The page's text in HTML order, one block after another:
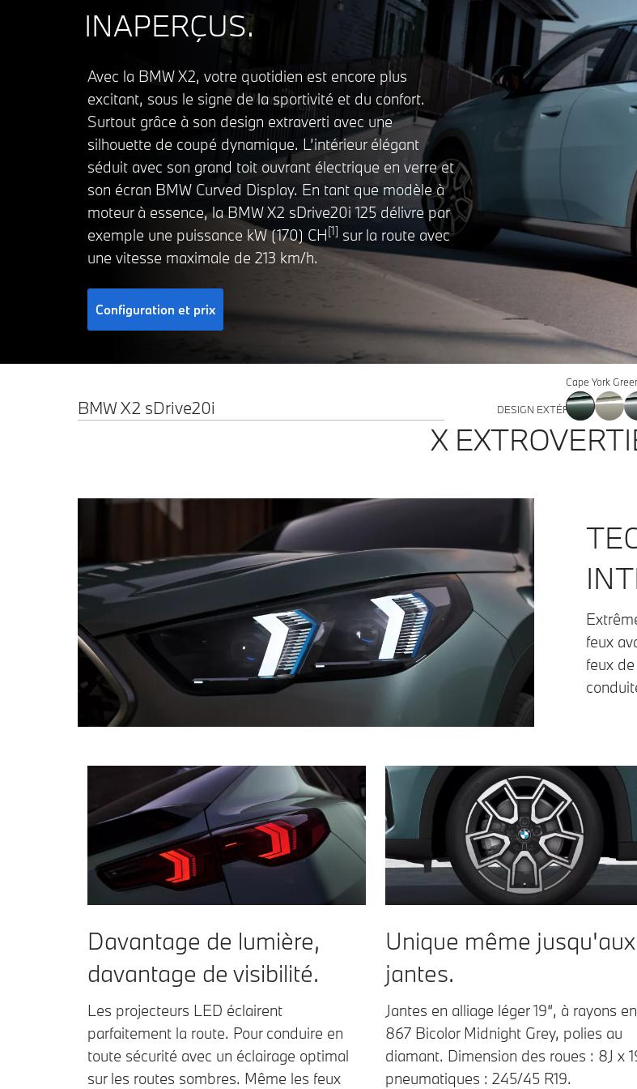
INAPERÇUS.
Avec la BMW X2, votre quotidien est encore plus
excitant, sous le signe de la sportivité et du confort.
Surtout grâce à son design extraverti avec une
silhouette de coupé dynamique. L’intérieur élégant
séduit avec son grand toit ouvrant électrique en verre et
son écran BMW Curved Display. En tant que modèle à
moteur à essence, la BMW X2 sDrive20i 125 délivre par
exemple une puissance kW (170) CH[1] sur la route avec
une vitesse maximale de 213 km/h.
Configuration et prix
DESIGN EXTÉRIEUR
X
BMW X2 sDrive20i
Cape York
feux
feux
Davantage de lumière,
davantage de visibilité.
Les projecteurs LED éclairent
parfaitement la route. Pour conduire en
toute sécurité avec un éclairage optimal
sur les routes sombres. Même les feux
Unique même jusqu'aux
jantes.
Jantes en alliage léger 19“, à rayons
867 Bicolor Midnight Grey, polies au
diamant. Dimension des roues : 8J x
pneumatiques : 245/45 R19.